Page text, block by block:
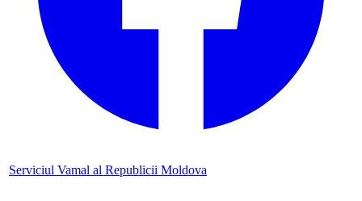
Serviciul Vamal al Republicii Moldova